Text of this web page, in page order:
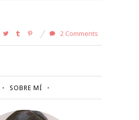
2 Comments
SOBRE MÍ